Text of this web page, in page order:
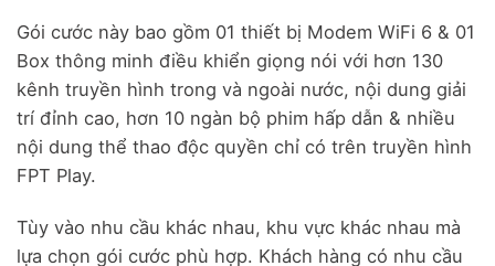
Gói cước này bao gồm 01 thiết bị Modem WiFi 6 & 01
Box thông minh điều khiển giọng nói với hơn 130
kênh truyền hình trong và ngoài nước, nội dung giải
trí đỉnh cao, hơn 10 ngàn bộ phim hấp dẫn & nhiều
nội dung thể thao độc quyền chỉ có trên truyền hình
FPT Play.
Tùy vào nhu cầu khác nhau, khu vực khác nhau mà
lựa chọn gói cước phù hợp. Khách hàng có nhu cầu